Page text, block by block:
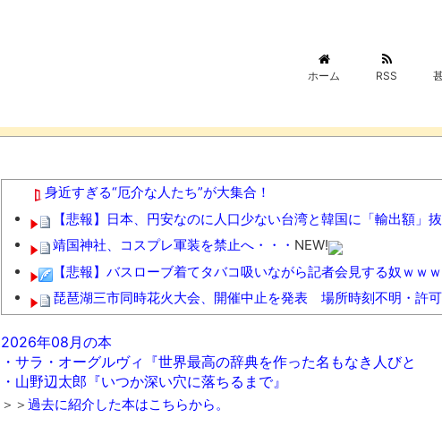
ホーム RSS
身近すぎる“厄介な人たち”が大集合！
【悲報】日本、円安なのに人口少ない台湾と韓国に「輸出額」
靖国神社、コスプレ軍装を禁止へ・・・ NEW!
【悲報】バスローブ着てタバコ吸いながら記者会見する奴ｗｗ
琵琶湖三市同時花火大会、開催中止を発表 場所時刻不明・許
カズレーザー、車の任意保険を巡り持論「強制しろよ！」「保
日本韓国台湾「少子化です」←わかる 中国北朝鮮「少子化です
【画像】あのちゃん、なんか別人になる
2026年08月の本
・サラ・オーグルヴィ『世界最高の辞典を作った名もなき人びと
・山野辺太郎『いつか深い穴に落ちるまで』
＞＞ 過去に紹介した本はこちらから。